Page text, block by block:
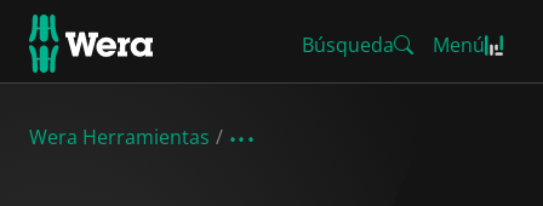
Búsqueda Menú
Wera Herramientas